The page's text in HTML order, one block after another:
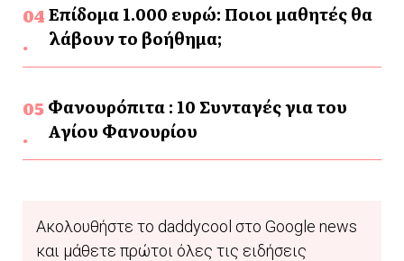
Επίδομα 1.000 ευρώ: Ποιοι μαθητές θα
λάβουν το βοήθημα;
Φανουρόπιτα : 10 Συνταγές για του
Αγίου Φανουρίου
Ακολουθήστε το daddycool στο Google news
και μάθετε πρώτοι όλες τις ειδήσεις